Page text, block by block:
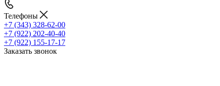
Телефоны
+7 (343) 328-62-00
+7 (922) 202-40-40
+7 (922) 155-17-17
Заказать звонок